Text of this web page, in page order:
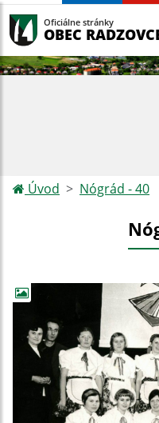
Oficiálne stránky
OBEC
Úvod Nógrád - 40